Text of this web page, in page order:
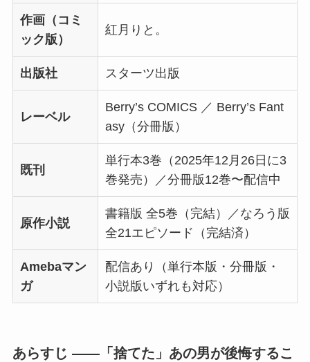
作画（コミ
ック版）
紅月りと。
出版社 スターツ出版
レーベル
Berry’s COMICS ／ Berry’s Fant
asy（分冊版）
既刊
単行本3巻（2025年12月26日に3
巻発売）／分冊版12巻〜配信中
原作小説
書籍版 全5巻（完結）／なろう版
全21エピソード（完結済）
Amebaマン
ガ
配信あり（単行本版・分冊版・
小説版いずれも対応）
あらすじ ——「捨てた」あの男が後悔するこ